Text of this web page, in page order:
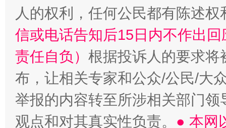
人的权利，任何公民都有陈述
信或电话告知后15日内不作出
责任自负） 根据投诉人的要求将
布，让相关专家和公众/公民/大
举报的内容转至所涉相关部门
观点和对其真实性负责。 ● 本网